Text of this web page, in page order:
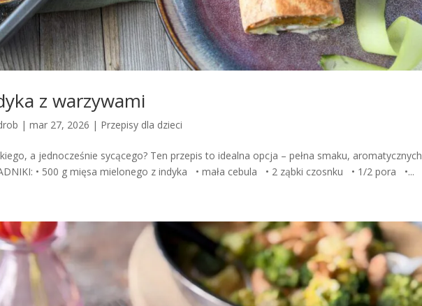
z warzywami
|mar 27, 2026 | Przepisy dla dzieci
a jednocześnie sycącego? Ten przepis to idealna opcja – pełna smaku, aromatycznych
• 500 g mięsa mielonego z indyka • mała cebula • 2 ząbki czosnku • 1/2 pora •...